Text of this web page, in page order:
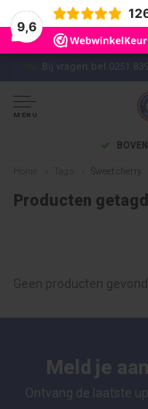
9,6
Bij vragen bel 0251
MENU
Sweet cherry
Producten
Geen producten
Meld je
Ontvang de laatste